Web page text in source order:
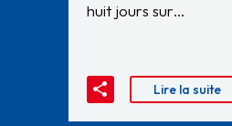
huit jours sur…
Lire la suite